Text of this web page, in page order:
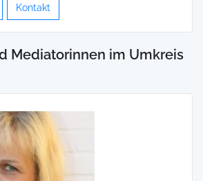
Kontakt
Mediatorinnen im Umkreis